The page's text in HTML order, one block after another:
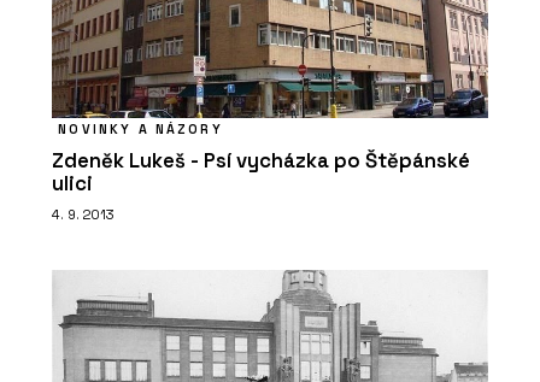
NOVINKY A NÁZORY
Zdeněk Lukeš - Psí vycházka po Štěpánské
ulici
4. 9. 2013